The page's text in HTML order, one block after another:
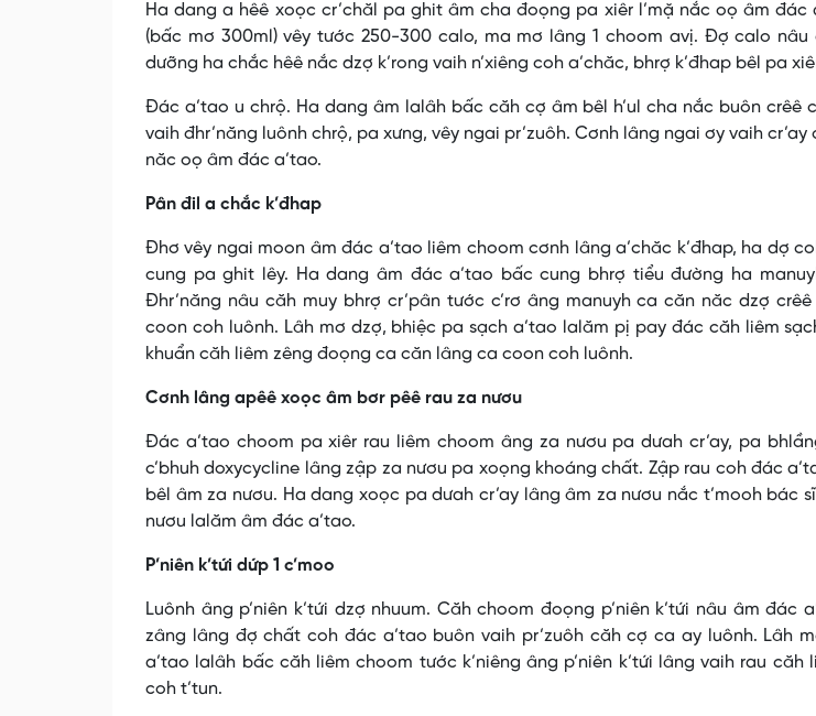
Ha dang a hêê xoọc cr’chăl pa ghit âm cha đoọng pa xiêr l’mặ nắc oọ âm đác
(bấc mơ 300ml) vêy tước 250-300 calo, ma mơ lâng 1 choom avị. Đợ calo
dưỡng ha chắc hêê nắc dzợ k’rong vaih n’xiêng coh a’chăc, bhrợ k’đhap bêl pa
Đác a’tao u chrộ. Ha dang âm lalâh bấc căh cợ âm bêl h’ul cha nắc buôn crêê
vaih đhr’năng luônh chrộ, pa xưng, vêy ngai pr’zuôh. Cơnh lâng ngai ơy vaih
năc oọ âm đác a’tao.
Pân đil a chắc k’đhap
Đhơ vêy ngai moon âm đác a’tao liêm choom cơnh lâng a’chăc k’đhap, ha dợ
cung pa ghit lêy. Ha dang âm đác a’tao bấc cung bhrợ tiểu đường ha
Đhr’năng nâu căh muy bhrợ cr’pân tước c’rơ âng manuyh ca căn năc dzợ
coon coh luônh. Lâh mơ dzợ, bhiệc pa sạch a’tao lalăm pị pay đác căh liêm
khuẩn căh liêm zêng đoọng ca căn lâng ca coon coh luônh.
Cơnh lâng apêê xoọc âm bơr pêê rau za nươu
Đác a’tao choom pa xiêr rau liêm choom âng za nươu pa dưah cr’ay, pa
c’bhuh doxycycline lâng zập za nươu pa xoọng khoáng chất. Zập rau coh đác
bêl âm za nươu. Ha dang xoọc pa dưah cr’ay lâng âm za nươu nắc t’mooh bác
nươu lalăm âm đác a’tao.
P’niên k’tứi dứp 1 c’moo
Luônh âng p’niên k’tứi dzợ nhuum. Căh choom đoọng p’niên k’tứi nâu âm đác
zâng lâng đợ chất coh đác a’tao buôn vaih pr’zuôh căh cợ ca ay luônh. Lâh
a’tao lalâh bấc căh liêm choom tước k’niêng âng p’niên k’tứi lâng vaih rau căh
coh t’tun.